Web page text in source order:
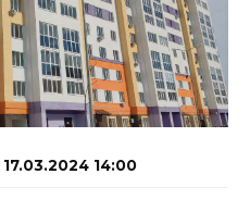
17.03.2024 14:00